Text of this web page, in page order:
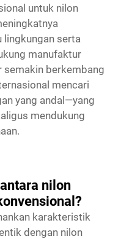
untuk nilon
lingkungan serta
manufaktur
semakin berkembang
mencari
yang andal—yang
mendukung
nilon
karakteristik
dengan nilon